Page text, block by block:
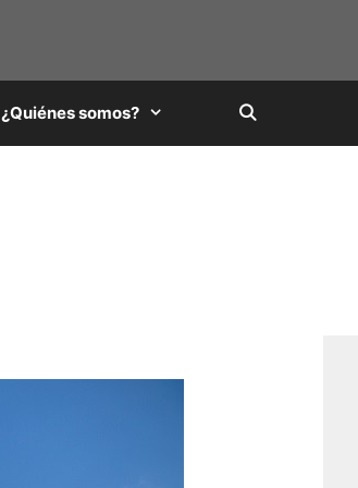
¿Quiénes somos?